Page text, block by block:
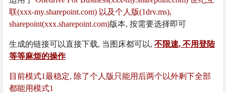
联(xxx-my.sharepoint.com) 以及个人版(1drv.ms),
sharepoint(xxx.sharepoint.com)版本, 按需要选择即可
生成的链接可以直接下载, 当图床都可以, 不限速, 不用登陆
等等麻烦的操作
目前模式1最稳定, 除了个人版只能用后两个以外剩下全部
都能用模式1